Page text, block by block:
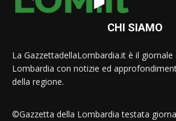
CHI SIAMO
La GazzettadellaLombardia.it è il giornale
Lombardia con notizie ed
della regione.
©Gazzetta della Lombardia testata